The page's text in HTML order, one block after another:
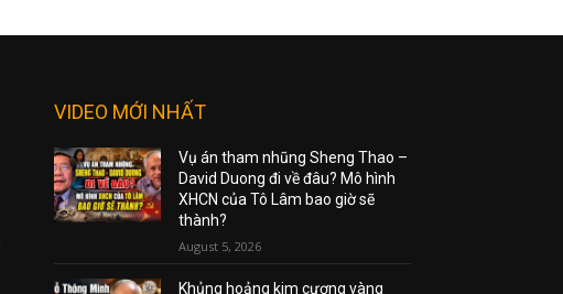
VIDEO MỚI NHẤT
Vụ án tham nhũng Sheng Thao –
David Duong đi về đâu? Mô hình
XHCN của Tô Lâm bao giờ sẽ
thành?
August 5, 2026
Khủng hoảng kim cương vàng